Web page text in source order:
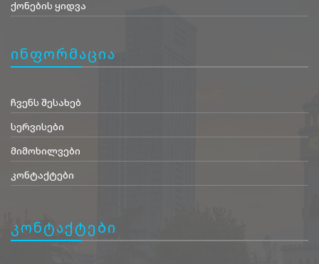
ქონების ყიდვა
ინფორმაცია
ჩვენს შესახებ
სერვისები
მიმოხილვები
კონტაქტები
კონტაქტები